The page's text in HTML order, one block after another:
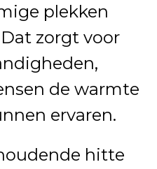
plekken
zorgt voor
de warmte
ervaren.
hitte